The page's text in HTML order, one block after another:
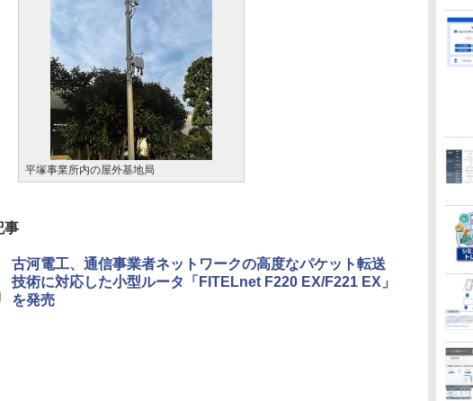
平塚事業所内の屋外基地局
事
古河電工、通信事業者ネットワークの高度なパケット転送
技術に対応した小型ルータ「FITELnet F220 EX/F221 EX」
を発売